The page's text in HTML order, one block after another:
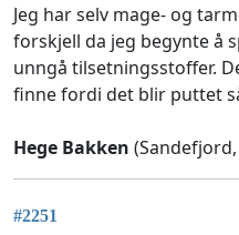
Jeg har selv mage- og
forskjell da jeg begynte å
unngå tilsetningsstoffer.
finne fordi det blir puttet
Hege Bakken
#2251